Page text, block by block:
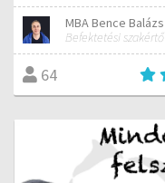
MBA Bence Balázs
Befektetési szakértő
64